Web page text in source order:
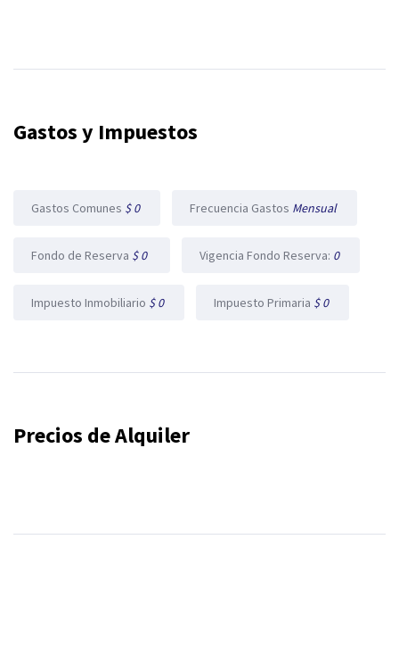
Gastos y Impuestos
Gastos Comunes $ 0 Frecuencia Gastos Mensual
Fondo de Reserva $ 0 Vigencia Fondo Reserva: 0
Impuesto Inmobiliario $ 0 Impuesto Primaria $ 0
Precios de Alquiler